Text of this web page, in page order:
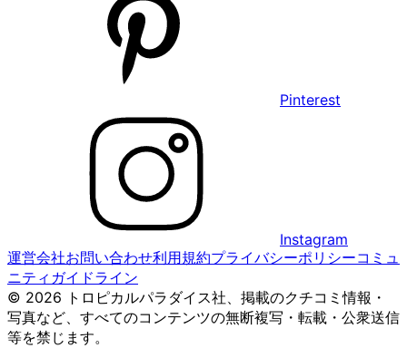
Pinterest
Instagram
運営会社お問い合わせ利用規約プライバシーポリシーコミュ
ニティガイドライン
© 2026 トロピカルパラダイス社、掲載のクチコミ情報・
写真など、すべてのコンテンツの無断複写・転載・公衆送信
等を禁じます。